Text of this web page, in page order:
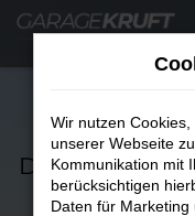
Zum
Der
Die neu
Wir nutzen
unserer Webseite
Kommunikation mit
berücksichtigen
Daten für